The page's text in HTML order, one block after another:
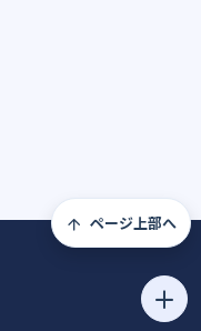
ページ上部へ